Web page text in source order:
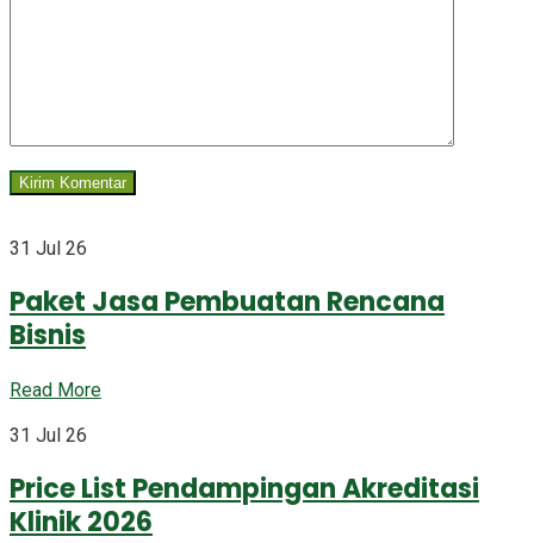
31 Jul 26
Paket Jasa Pembuatan Rencana
Bisnis
Read More
31 Jul 26
Price List Pendampingan Akreditasi
Klinik 2026